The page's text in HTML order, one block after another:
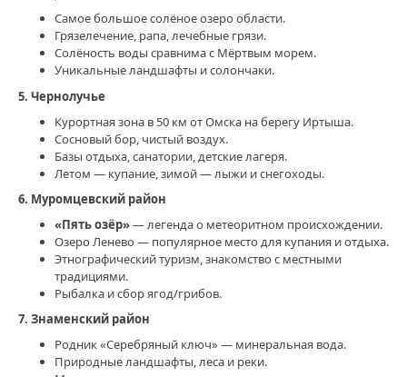
Самое большое солёное озеро области.
Грязелечение, рапа, лечебные грязи.
Солёность воды сравнима с Мёртвым морем.
Уникальные ландшафты и солончаки.
5. Чернолучье
Курортная зона в 50 км от Омска на берегу Иртыша.
Сосновый бор, чистый воздух.
Базы отдыха, санатории, детские лагеря.
Летом — купание, зимой — лыжи и снегоходы.
6. Муромцевский район
«Пять озёр»— легенда о метеоритном происхождении.
Озеро Ленево — популярное место для купания и отдыха.
Этнографический туризм, знакомство с местными
традициями.
Рыбалка и сбор ягод/грибов.
7. Знаменский район
Родник «Серебряный ключ» — минеральная вода.
Природные ландшафты, леса и реки.